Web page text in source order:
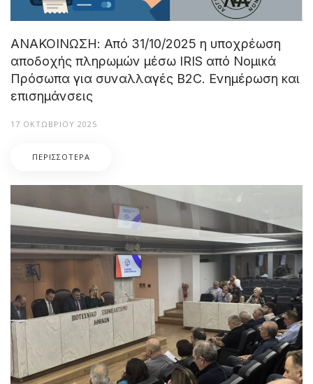
ΑΝΑΚΟΙΝΩΣΗ: Από 31/10/2025 η υποχρέωση
αποδοχής πληρωμών μέσω IRIS από Νομικά
Πρόσωπα για συναλλαγές B2C. Ενημέρωση και
επισημάνσεις
17 ΟΚΤΩΒΡΊΟΥ 2025
ΠΕΡΙΣΣΌΤΕΡΑ